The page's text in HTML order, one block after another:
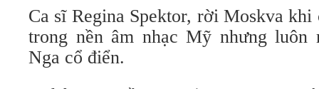
Ca sĩ Regina Spektor, rời Moskva
trong nền âm nhạc Mỹ nhưng luôn
Nga cổ điển.